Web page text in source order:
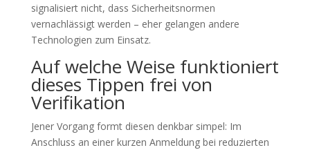
signalisiert nicht, dass Sicherheitsnormen
vernachlässigt werden – eher gelangen andere
Technologien zum Einsatz.
Auf welche Weise funktioniert
dieses Tippen frei von
Verifikation
Jener Vorgang formt diesen denkbar simpel: Im
Anschluss an einer kurzen Anmeldung bei reduzierten